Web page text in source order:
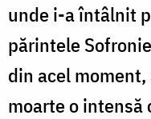
unde i-a întâlnit
părintele
din acel
moarte o intensă